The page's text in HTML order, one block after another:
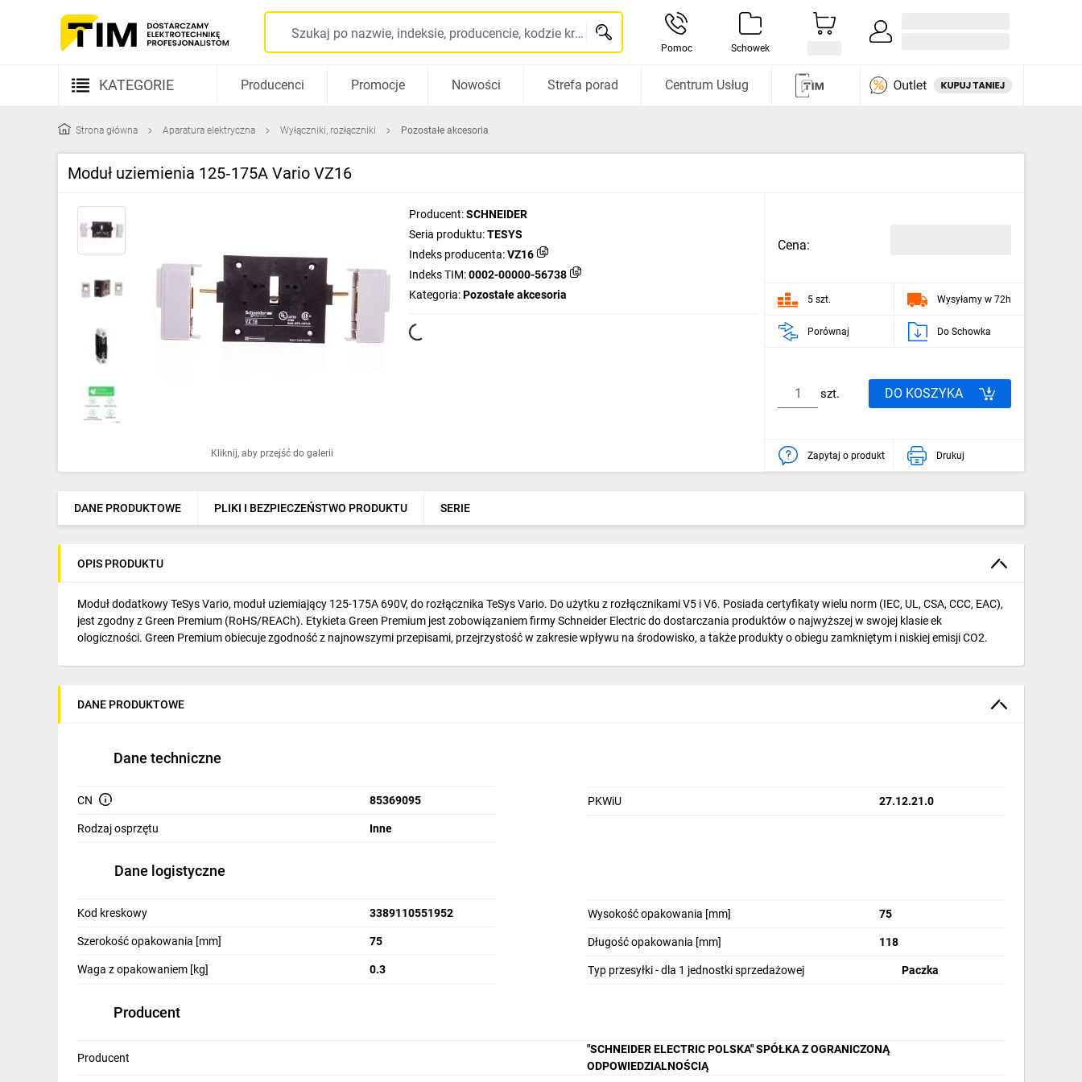
Szukaj po nazwie, indeksie, producencie, kodzie kreskowym...
Pomoc Schowek
KATEGORIE
Kable i przewody
Gniazda i łączniki
Oprawy oświetleniowe
Pompy ciepła
Ogrzewanie
Elektronarzędzia i mierniki
Napędy elektryczne
Pneumatyka
Dom i ogród
Klimatyzacja
Odzież ochronna i BHP
Inne
Budowa i Remont
Producenci Promocje Nowości Strefa porad Centrum Usług
Strona główna Aparatura elektryczna Wyłączniki, rozłączniki Pozostałe akcesoria
Moduł uziemienia 125‑175A Vario VZ16
Kliknij, aby przejść do galerii
Producent:SCHNEIDER
Seria produktu:TESYS
Indeks producenta:VZ16
Indeks TIM:0002-00000-56738
Kategoria:Pozostałe akcesoria
Cena:
5 szt. Wysyłamy w 72h
Porównaj Do Schowka
szt. DO KOSZYKA
Zapytaj o produkt Drukuj
DANE PRODUKTOWE PLIKI I BEZPIECZEŃSTWO PRODUKTU SERIE
OPIS PRODUKTU
Moduł dodatkowy TeSys Vario, moduł uziemiający 125-175A 690V, do rozłącznika TeSys Vario. Do użytku z rozłącznikami V5 i V6. Posiada certyfikaty wielu norm (IEC, UL, CSA, CCC, EAC),
jest zgodny z Green Premium (RoHS/REACh). Etykieta Green Premium jest zobowiązaniem firmy Schneider Electric do dostarczania produktów o najwyższej w swojej klasie ek
ologiczności. Green Premium obiecuje zgodność z najnowszymi przepisami, przejrzystość w zakresie wpływu na środowisko, a także produkty o obiegu zamkniętym i niskiej emisji CO2.
DANE PRODUKTOWE
Dane techniczne
CN 85369095
Rodzaj osprzętu Inne
PKWiU 27.12.21.0
Dane logistyczne
Kod kreskowy 3389110551952
Szerokość opakowania [mm] 75
Waga z opakowaniem [kg] 0.3
Wysokość opakowania [mm] 75
Długość opakowania [mm] 118
Typ przesyłki - dla 1 jednostki sprzedażowej Paczka
Producent
Producent
"SCHNEIDER ELECTRIC POLSKA" SPÓŁKA Z OGRANICZONĄ
ODPOWIEDZIALNOŚCIĄ